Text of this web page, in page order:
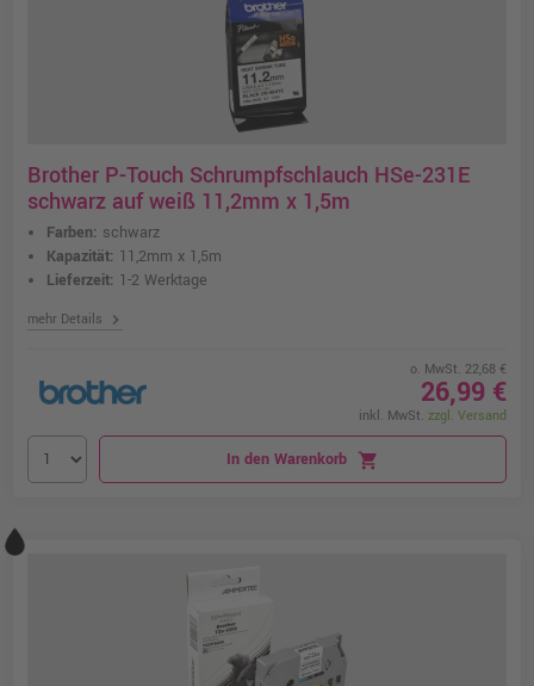
Brother P-Touch Schrumpfschlauch HSe-231E
schwarz auf weiß 11,2mm x 1,5m
Farben: schwarz
Kapazität: 11,2mm x 1,5m
Lieferzeit: 1-2 Werktage
mehr Details chevron_right
o. MwSt. 22,68 €
26,99 €
inkl. MwSt. zzgl. Versand
In den Warenkorb shopping_cart